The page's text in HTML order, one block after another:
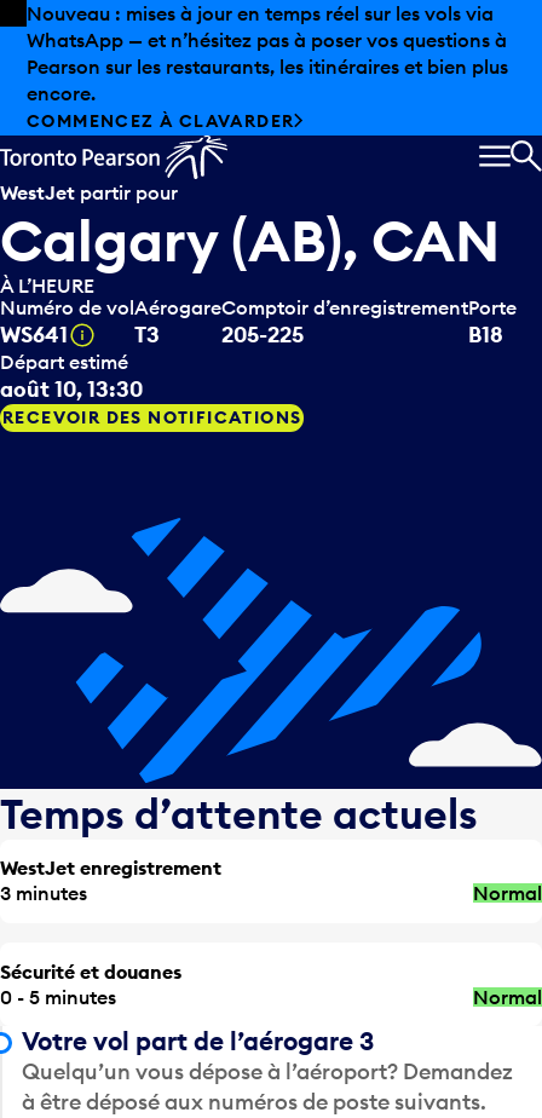
Skip to offers
Passer au contenu principal
Les aubaines estivales sont arrivées chez Pearson.
Magasinage hors taxes, offres gastronomiques et bien
plus encore.
DÉCOUVREZ L’ÉTÉ CHEZ PEARSON
WestJetpartir pour
Calgary (AB), CAN
À L’HEURE
Numéro de vol
WS641 Infobulle
Aérogare
T3 205-225 B18
Départ estimé
août 10, 13:30
RECEVOIR DES NOTIFICATIONS
Temps d’attente actuels
WestJet enregistrement
3 minutes
0 - 5 minutes
Votre vol part de l’aérogare 3
Quelqu’un vous dépose à l’aéroport? Demandez
à être déposé aux numéros de poste suivants.
SERVICES ET INSTALLATIONS D’ACCESSIBILITÉ